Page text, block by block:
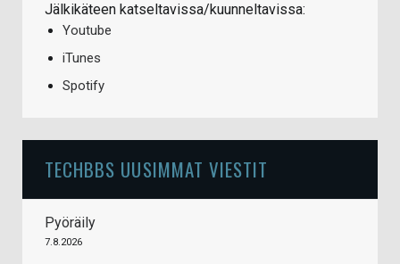
Jälkikäteen katseltavissa/kuunneltavissa:
Youtube
iTunes
Spotify
TECHBBS UUSIMMAT VIESTIT
Pyöräily
7.8.2026